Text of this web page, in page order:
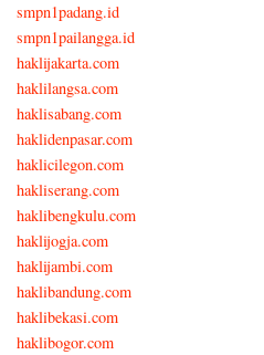
smpn1padang.id
smpn1pailangga.id
haklijakarta.com
haklilangsa.com
haklisabang.com
haklidenpasar.com
haklicilegon.com
hakliserang.com
haklibengkulu.com
haklijogja.com
haklijambi.com
haklibandung.com
haklibekasi.com
haklibogor.com